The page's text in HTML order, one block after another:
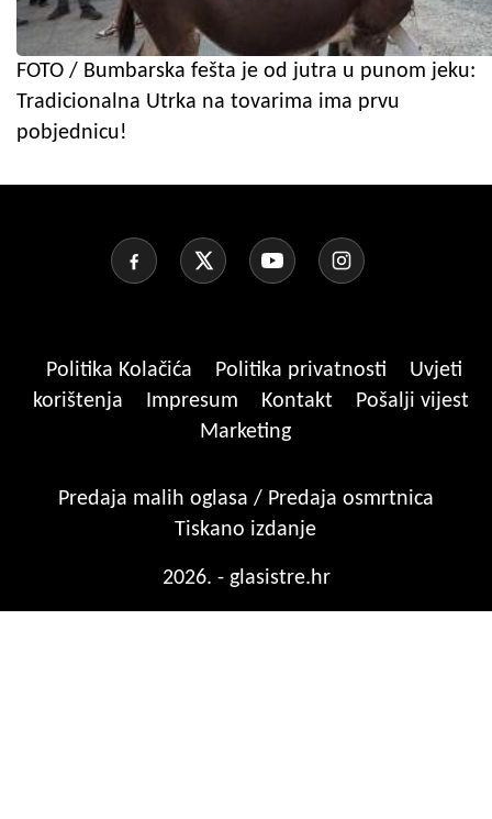
FOTO / Bumbarska fešta je od jutra u punom jeku:
Tradicionalna Utrka na tovarima ima prvu
pobjednicu!
Politika Kolačića Politika privatnosti
Uvjeti
korištenja
Impresum Kontakt
Pošalji vijest
Marketing
Predaja malih oglasa / Predaja osmrtnica
Tiskano izdanje
2026. - glasistre.hr